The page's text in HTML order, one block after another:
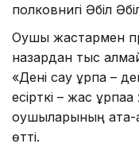
полковнигі Әбіл
Оқушы жастармен
назардан тыс
«Дені сау ұрпақ –
есірткі – жас
оқушыларының
өтті.